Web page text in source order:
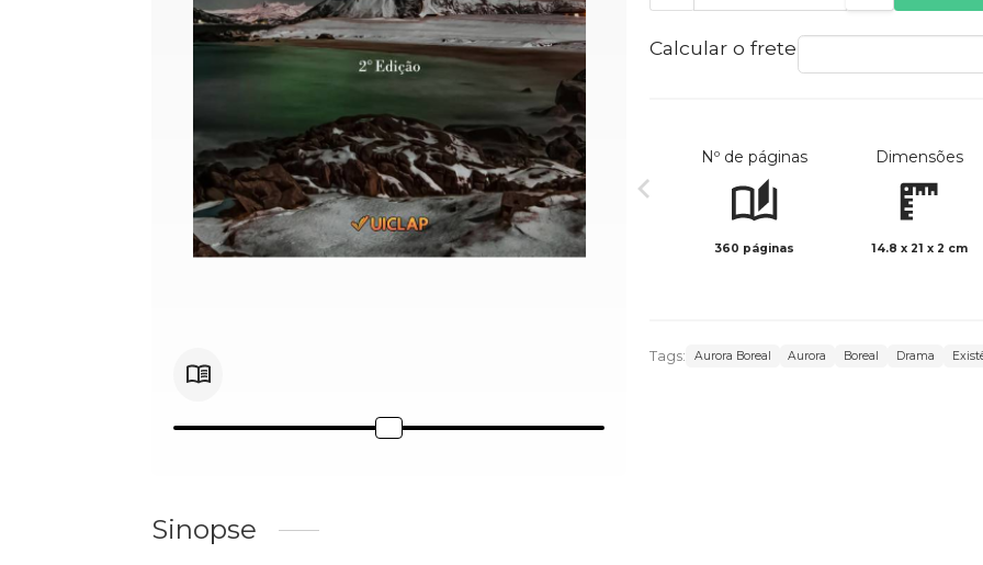
Calcular o frete
Nº de páginas
360 páginas
Dimensões
14.8 x 21 x 2 cm
Tags: Aurora Boreal Aurora Boreal Drama
Sinopse